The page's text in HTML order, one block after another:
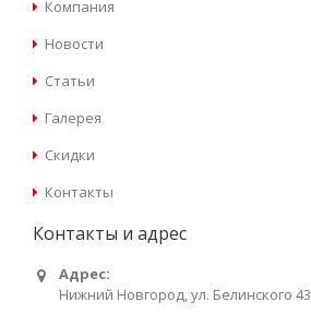
Компания
Новости
Статьи
Галерея
Скидки
Контакты
Контакты и адрес
Адрес:
Нижний Новгород, ул. Белинского 43